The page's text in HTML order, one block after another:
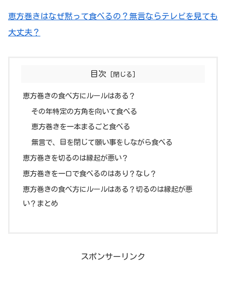
恵方巻きはなぜ黙って食べるの？無言ならテレビを見ても
大丈夫？
目次
恵方巻きの食べ方にルールはある？
その年特定の方角を向いて食べる
恵方巻きを一本まるごと食べる
無言で、目を閉じて願い事をしながら食べる
恵方巻きを切るのは縁起が悪い？
恵方巻きを一口で食べるのはあり？なし？
恵方巻きの食べ方にルールはある？切るのは縁起が悪
い？まとめ
スポンサーリンク